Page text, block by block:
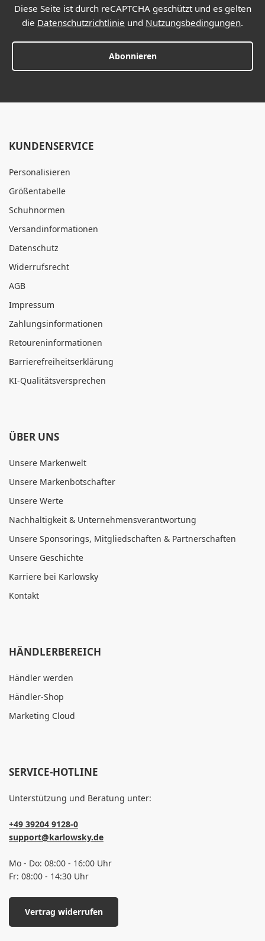
Diese Seite ist durch reCAPTCHA geschützt und es gelten
die Datenschutzrichtlinie und Nutzungsbedingungen.
Abonnieren
KUNDENSERVICE
Personalisieren
Größentabelle
Schuhnormen
Versandinformationen
Datenschutz
Widerrufsrecht
AGB
Impressum
Zahlungsinformationen
Retoureninformationen
Barrierefreiheitserklärung
KI-Qualitätsversprechen
ÜBER UNS
Unsere Markenwelt
Unsere Markenbotschafter
Unsere Werte
Nachhaltigkeit & Unternehmensverantwortung
Unsere Sponsorings, Mitgliedschaften & Partnerschaften
Unsere Geschichte
Karriere bei Karlowsky
Kontakt
HÄNDLERBEREICH
Händler werden
Händler-Shop
Marketing Cloud
SERVICE-HOTLINE
Unterstützung und Beratung unter:
+49 39204 9128-0
support@karlowsky.de
Mo - Do: 08:00 - 16:00 Uhr
Fr: 08:00 - 14:30 Uhr
Vertrag widerrufen